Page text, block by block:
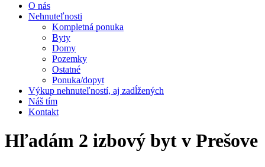
O nás
Nehnuteľnosti
Kompletná ponuka
Byty
Domy
Pozemky
Ostatné
Ponuka/dopyt
Výkup nehnuteľností, aj zadĺžených
Náš tím
Kontakt
Hľadám 2 izbový byt v Prešove